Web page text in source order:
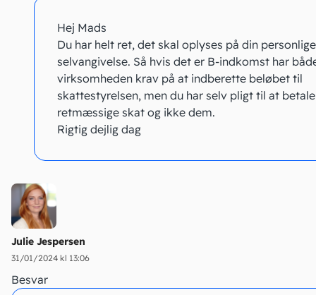
Hej Mads
Du har helt ret, det skal oplyses på din personlige
selvangivelse. Så hvis det er B-indkomst har
virksomheden krav på at indberette beløbet til
skattestyrelsen, men du har selv pligt til at
retmæssige skat og ikke dem.
Rigtig dejlig dag
Julie Jespersen
31/01/2024 kl 13:06
Besvar